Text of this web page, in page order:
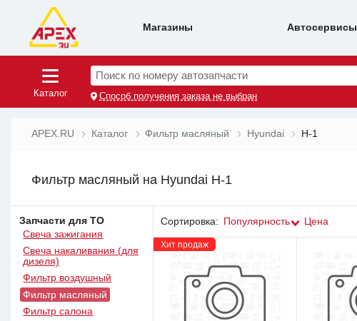
Магазины Автосервисы
Каталог
Поиск по номеру автозапчасти
Способ получения заказа не выбран
APEX.RU Каталог Фильтр масляный Hyundai H-1
Фильтр масляный на Hyundai H-1
Запчасти для ТО
Свеча зажигания
Свеча накаливания (для
дизеля)
Фильтр воздушный
Фильтр масляный
Фильтр салона
Сортировка: Популярность Цена
Хит продаж